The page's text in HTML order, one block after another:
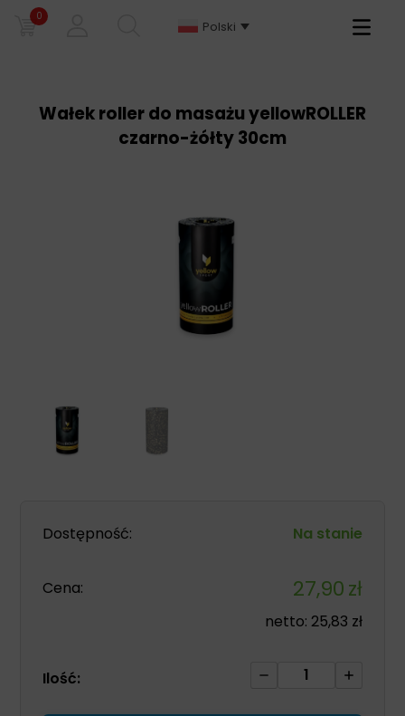
0
Polski
Primary
Wałek roller do masażu yellowROLLER
czarno-żółty 30cm
Dostępność: Na stanie
Cena: 27,90zł
netto: 25,83 zł
Ilość:
ilość